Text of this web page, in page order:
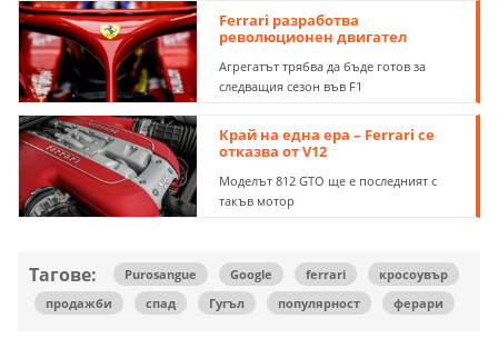
Ferrari разработва
революционен двигател
Агрегатът трябва да бъде готов за
следващия сезон във F1
Край на една ера – Ferrari се
отказва от V12
Моделът 812 GTO ще е последният с
такъв мотор
Тагове: Purosangue Google ferrari
кросоувър
продажби
спад Гугъл популярност ферари